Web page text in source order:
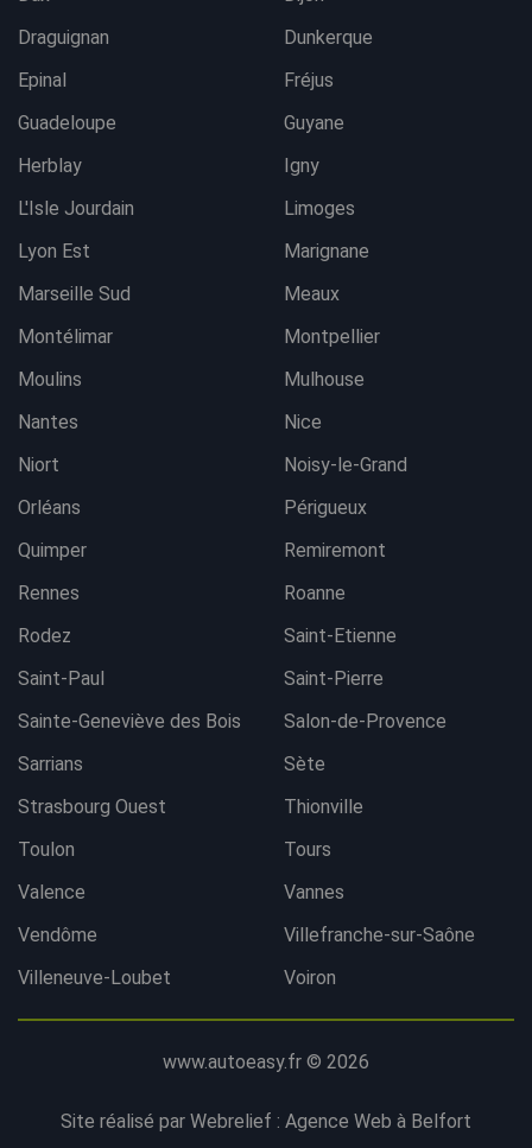
Contacter l'agence
Draguignan
Dunkerque
Epinal
Fréjus
Guadeloupe
Guyane
Herblay
Igny
L'Isle Jourdain
Limoges
Lyon Est
Marignane
Marseille Sud
Meaux
Montélimar
Montpellier
Moulins
Mulhouse
Nantes
Nice
Niort
Noisy-le-Grand
Orléans
Périgueux
Quimper
Remiremont
Rennes
Roanne
Rodez
Saint-Etienne
Saint-Paul
Saint-Pierre
Sainte-Geneviève des Bois
Salon-de-Provence
Sarrians
Sète
Strasbourg Ouest
Thionville
Toulon
Tours
Valence
Vannes
Vendôme
Villefranche-sur-Saône
Villeneuve-Loubet
Voiron
www.autoeasy.fr © 2026
Site réalisé par Webrelief : Agence Web à Belfort